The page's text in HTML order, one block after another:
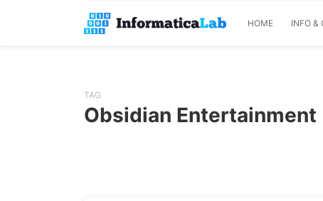
HOME INFO &
TAG
Obsidian Entertainment